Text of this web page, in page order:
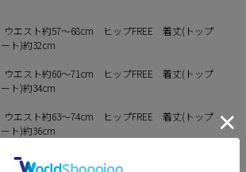
エスト約57～68cm ヒップFREE 着丈(トップ
ト)約32cm
エスト約60～71cm ヒップFREE 着丈(トップ
ト)約34cm
エスト約63～74cm ヒップFREE 着丈(トップ
ト)約36cm
のため、多少の誤差が生じる場合がございます。